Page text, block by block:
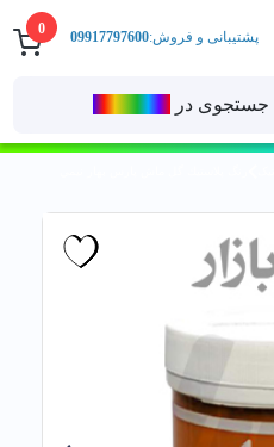
0
جستجوی در
پشتیبانی و فروش:09917797600